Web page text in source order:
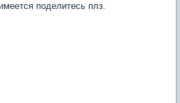
поделитесь плз.